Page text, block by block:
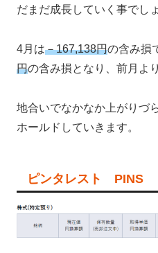
だまだ成長していく事でしょ
4月は－167,138円の含み損
円の含み損となり、前月より
地合いでなかなか上がりづ
ホールドしていきます。
ピンタレスト PINS